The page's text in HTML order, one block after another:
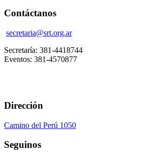
Contáctanos
secretaria@srt.org.ar
Secretaría: 381-4418744
Eventos: 381-4570877
Dirección
Camino del Perú 1050
Seguinos